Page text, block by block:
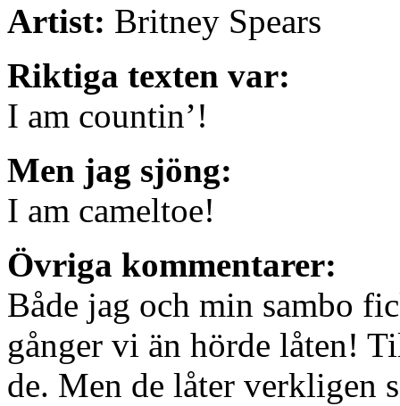
Artist: Britney Spears
Riktiga texten var:
I am countin’!
Men jag sjöng:
I am cameltoe!
Övriga kommentarer:
Både jag och min sambo
gånger vi än hörde låten!
de. Men de låter verkligen